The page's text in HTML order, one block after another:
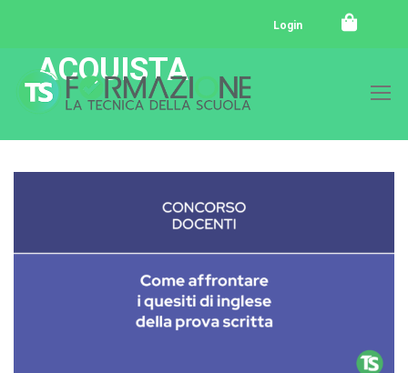
Login
ACQUISTA